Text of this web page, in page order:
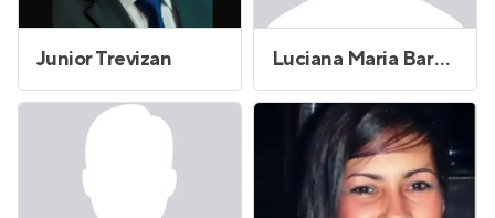
Junior Trevizan Luciana Maria Barbosa de Araujo